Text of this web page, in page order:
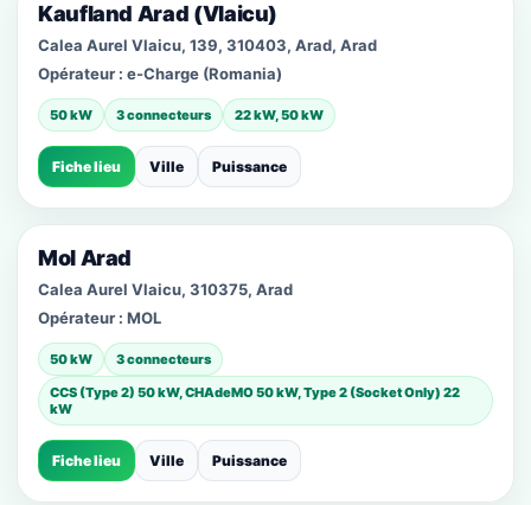
Kaufland Arad (Vlaicu)
Calea Aurel Vlaicu, 139, 310403, Arad, Arad
Opérateur : e-Charge (Romania)
50 kW 3 connecteurs 22 kW, 50 kW
Fiche lieu Ville Puissance
Mol Arad
Calea Aurel Vlaicu, 310375, Arad
Opérateur : MOL
50 kW
3 connecteurs
CCS (Type 2) 50 kW, CHAdeMO 50 kW, Type 2 (Socket Only) 22
kW
Fiche lieu Ville Puissance